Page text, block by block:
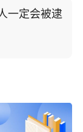
一定会被逮